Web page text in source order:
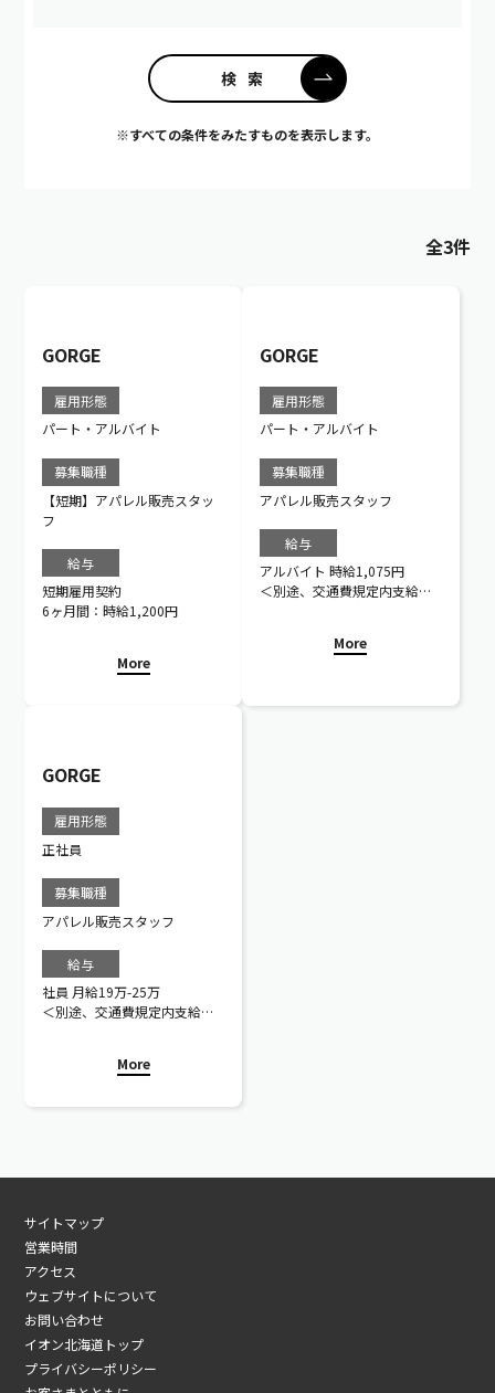
※すべての条件をみたすものを表示します。
全3件
GORGE
雇用形態
パート・アルバイト
募集職種
【短期】アパレル販売スタッ
フ
給与
短期雇用契約
6ヶ月間：時給1,200円
More
GORGE
雇用形態
パート・アルバイト
募集職種
アパレル販売スタッフ
給与
アルバイト 時給1,075円
＜別途、交通費規定内支給＞
※交通費支給（上限2万円ま
More
GORGE
雇用形態
正社員
募集職種
アパレル販売スタッフ
給与
社員 月給19万-25万
＜別途、交通費規定内支給＞
※交通費支給（上限2万円ま
車通勤可☆駐車料金会社負担
More
サイトマップ
営業時間
アクセス
ウェブサイトについて
お問い合わせ
イオン北海道トップ
プライバシーポリシー